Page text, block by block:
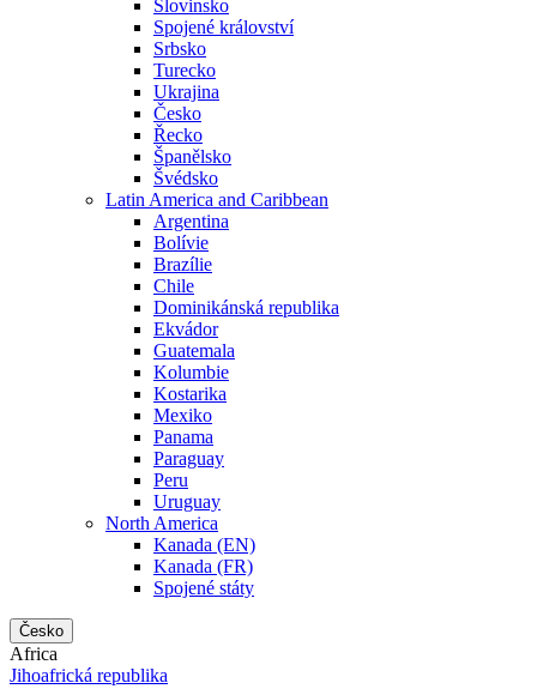
Slovinsko
Spojené království
Srbsko
Turecko
Ukrajina
Česko
Řecko
Španělsko
Švédsko
Latin America and Caribbean
Argentina
Bolívie
Brazílie
Chile
Dominikánská republika
Ekvádor
Guatemala
Kolumbie
Kostarika
Mexiko
Panama
Paraguay
Peru
Uruguay
North America
Kanada (EN)
Kanada (FR)
Spojené státy
Česko
Africa
Jihoafrická republika